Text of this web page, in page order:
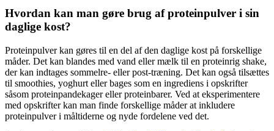
Hvordan kan man gøre brug af proteinpulver i sin
daglige kost?
Proteinpulver kan gøres til en del af den daglige kost på forskellige
måder. Det kan blandes med vand eller mælk til en proteinrig shake,
der kan indtages sommelre- eller post-træning. Det kan også tilsættes
til smoothies, yoghurt eller bages som en ingrediens i opskrifter
såsom proteinpandekager eller proteinbarer. Ved at eksperimentere
med opskrifter kan man finde forskellige måder at inkludere
proteinpulver i måltiderne og nyde fordelene ved det.